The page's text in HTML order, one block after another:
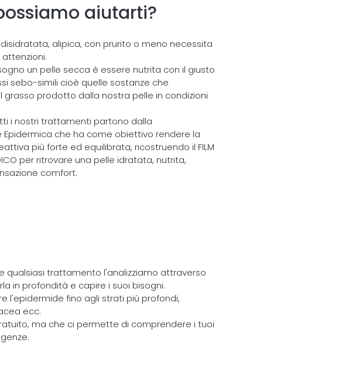
aiutarti?
alipica, con prurito o meno necessita
un pelle secca è essere nutrita con il giusto
sebo-simili cioè quelle sostanze che
grasso prodotto dalla nostra pelle in condizioni
i nostri trattamenti partono dalla
Epidermica che ha come obiettivo rendere la
più forte ed equilibrata, ricostruendo il FILM
per ritrovare una pelle idratata, nutrita,
comfort.
qualsiasi trattamento l'analizziamo attraverso
in profondità e capire i suoi bisogni.
l'epidermide fino agli strati più profondi,
ecc.
ma che ci permette di comprendere i tuoi